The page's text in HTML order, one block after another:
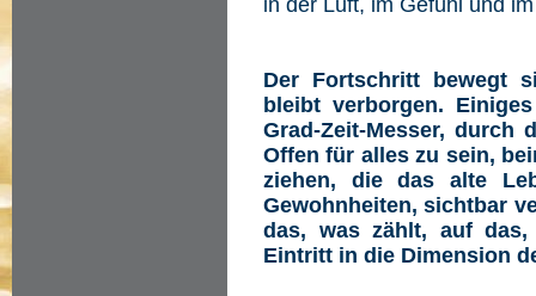
in der Luft, im Gefühl und
Der Fortschritt bewegt
bleibt verborgen.
Grad-Zeit-Messer, durch
Offen für alles zu sein,
ziehen, die das alte
Gewohnheiten, sichtbar
das, was zählt, auf
Eintritt in die Dimension